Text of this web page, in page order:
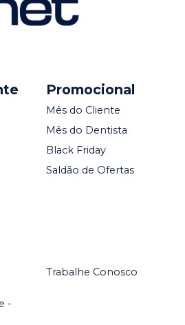
Promocional
Mês do Cliente
Mês do Dentista
Black Friday
Saldão de Ofertas
-
Trabalhe Conosco